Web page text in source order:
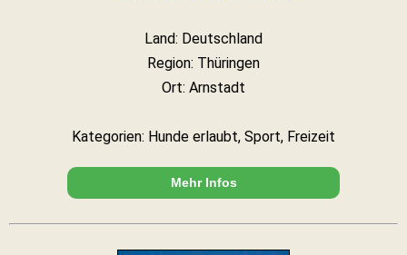
Land: Deutschland
Region: Thüringen
Ort: Arnstadt
Kategorien: Hunde erlaubt, Sport, Freizeit
Mehr Infos